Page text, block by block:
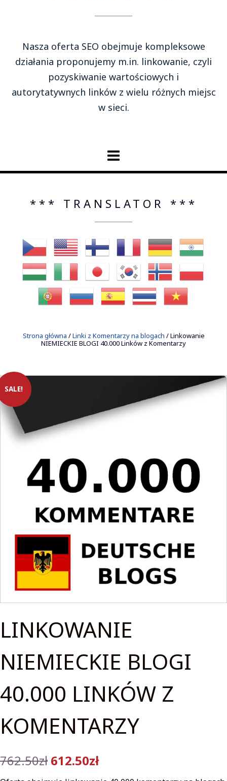
Nasza oferta SEO obejmuje kompleksowe
działania proponujemy m.in. linkowanie, czyli
pozyskiwanie wartościowych i
autorytatywnych linków z wielu różnych miejsc
w sieci.
*** TRANSLATOR ***
Strona główna /Linki z Komentarzy na blogach / Linkowanie
NIEMIECKIE BLOGI 40.000 Linków z Komentarzy
SALE!
LINKOWANIE
NIEMIECKIE BLOGI
40.000 LINKÓW Z
KOMENTARZY
762.50zł Pierwotna
612.50złAktualna